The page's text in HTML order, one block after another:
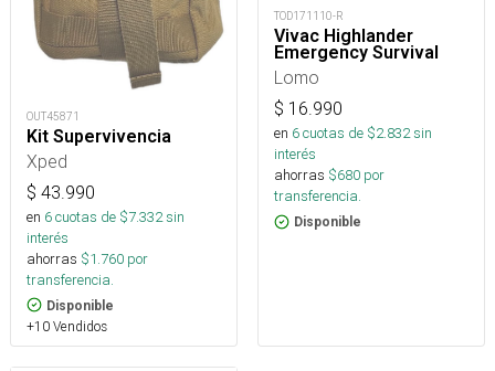
OUT45871
Kit Supervivencia
Xped
$ 43.990
en 6cuotas de $7.332sin
interés
ahorras $1.760 por
transferencia.
Disponible
+10 Vendidos
TOD171110-R
Vivac Highlander
Emergency Survival
Lomo
$ 16.990
en 6cuotas de $2.832sin
interés
ahorras $680 por
transferencia.
Disponible